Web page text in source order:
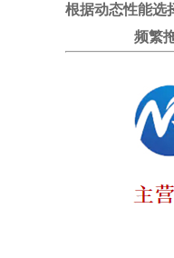
根据动态性能选
频繁拖拽时